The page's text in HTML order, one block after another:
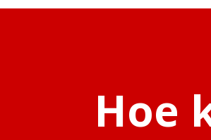
Hoe